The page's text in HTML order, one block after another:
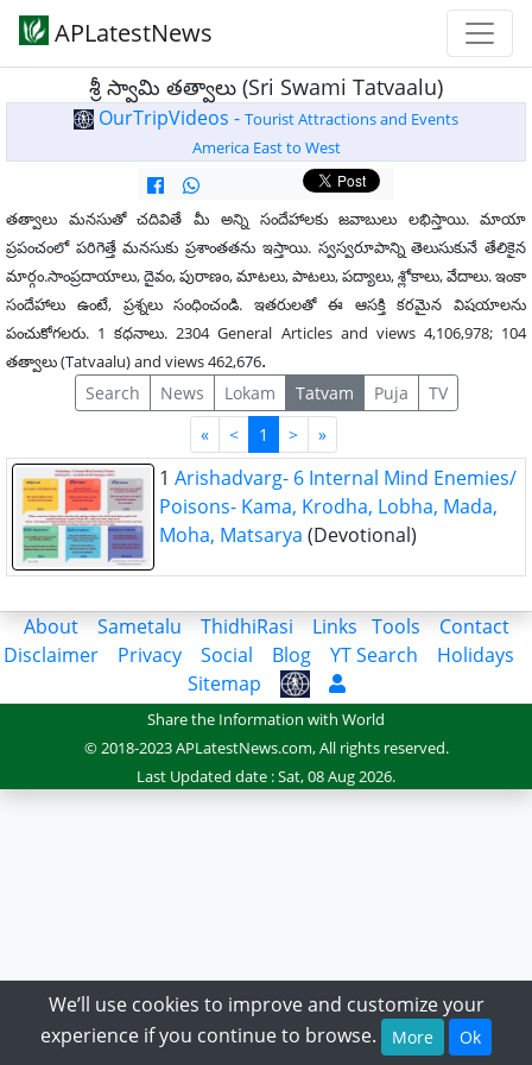
APLatestNews
శ్రీ స్వామి తత్వాలు (Sri Swami Tatvaalu)
OurTripVideos - Tourist Attractions and Events
America East to West
తత్వాలు మనసుతో చదివితే మీ అన్ని సందేహాలకు జవాబులు లభిస్తాయి. మాయా
ప్రపంచంలో పరిగెత్తే మనసుకు ప్రశాంతతను ఇస్తాయి. స్వస్వరూపాన్ని తెలుసుకునే తేలికైన
మార్గం.సాంప్రదాయాలు, దైవం, పురాణం, మాటలు, పాటలు, పద్యాలు, శ్లోకాలు, వేదాలు. ఇంకా
సందేహాలు ఉంటే, ప్రశ్నలు సంధించండి. ఇతరులతో ఈ ఆసక్తి కరమైన విషయాలను
పంచుకోగలరు. 1 కధనాలు. 2304 General Articles and views 4,106,978; 104
తత్వాలు (Tatvaalu) and views 462,676.
Search News Lokam Tatvam Puja
TV
«First
< 1 > »Last
1 Arishadvarg- 6 Internal Mind Enemies/
Poisons- Kama, Krodha, Lobha, Mada,
Moha, Matsarya (Devotional)
About Sametalu ThidhiRasi Links Tools
Contact
Disclaimer
Privacy Social Blog YT Search
Holidays
Sitemap
Share the Information with World
© 2018-2023 APLatestNews.com, All rights reserved.
Last Updated date : Sat, 08 Aug 2026.
We’ll use cookies to improve and customize your
experience if you continue to browse.
More Ok